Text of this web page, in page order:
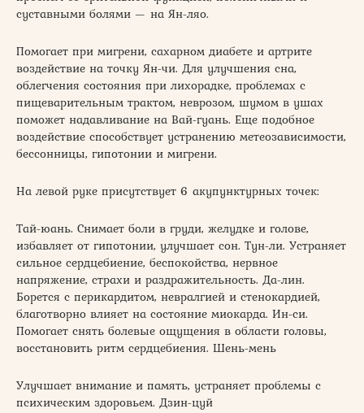
суставными болями — на Ян-ляо.
Помогает при мигрени, сахарном диабете и артрите
воздействие на точку Ян-чи. Для улучшения сна,
облегчения состояния при лихорадке, проблемах с
пищеварительным трактом, неврозом, шумом в ушах
поможет надавливание на Вай-гуань. Еще подобное
воздействие способствует устранению метеозависимости,
бессонницы, гипотонии и мигрени.
На левой руке присутствует 6 акупунктурных точек:
Тай-юань. Снимает боли в груди, желудке и голове,
избавляет от гипотонии, улучшает сон. Тун-ли. Устраняет
сильное сердцебиение, беспокойства, нервное
напряжение, страхи и раздражительность. Да-лин.
Борется с перикардитом, невралгией и стенокардией,
благотворно влияет на состояние миокарда. Ин-си.
Помогает снять болевые ощущения в области головы,
восстановить ритм сердцебиения. Шень-мень
Улучшает внимание и память, устраняет проблемы с
психическим здоровьем. Дзин-цуй